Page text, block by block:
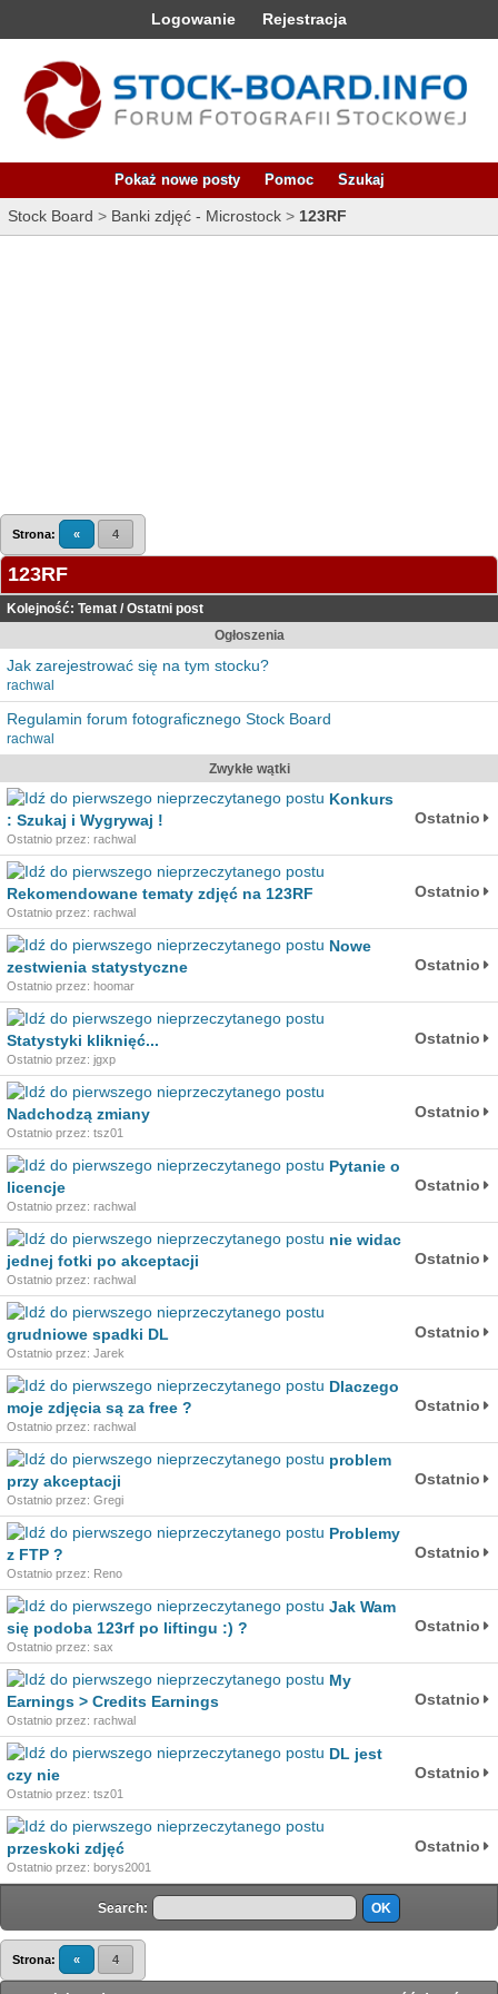
Logowanie Rejestracja
Pokaż nowe posty Pomoc Szukaj
Stock Board > Banki zdjęć - Microstock > 123RF
Strona: « 4
123RF
Kolejność: Temat / Ostatni post
Ogłoszenia
Jak zarejestrować się na tym stocku?
rachwal
Regulamin forum fotograficznego Stock Board
rachwal
Zwykłe wątki
Konkurs
: Szukaj i Wygrywaj !
Ostatnio przez: rachwal
Ostatnio
Rekomendowane tematy zdjęć na 123RF
Ostatnio przez: rachwal
Ostatnio
Nowe
zestwienia statystyczne
Ostatnio przez: hoomar
Ostatnio
Statystyki kliknięć...
Ostatnio przez: jgxp
Ostatnio
Nadchodzą zmiany
Ostatnio przez: tsz01
Ostatnio
Pytanie o
licencje
Ostatnio przez: rachwal
Ostatnio
nie widac
jednej fotki po akceptacji
Ostatnio przez: rachwal
Ostatnio
grudniowe spadki DL
Ostatnio przez: Jarek
Ostatnio
Dlaczego
moje zdjęcia są za free ?
Ostatnio przez: rachwal
Ostatnio
problem
przy akceptacji
Ostatnio przez: Gregi
Ostatnio
Problemy
z FTP ?
Ostatnio przez: Reno
Ostatnio
Jak Wam
się podoba 123rf po liftingu :) ?
Ostatnio przez: sax
Ostatnio
My
Earnings > Credits Earnings
Ostatnio przez: rachwal
Ostatnio
DL jest
czy nie
Ostatnio przez: tsz01
Ostatnio
przeskoki zdjęć
Ostatnio przez: borys2001
Ostatnio
Search:
Strona: « 4